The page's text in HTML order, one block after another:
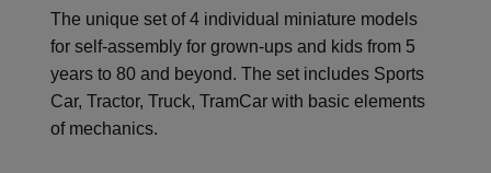
The unique set of 4 individual miniature models
for self-assembly for grown-ups and kids from 5
years to 80 and beyond. The set includes Sports
Car, Tractor, Truck, TramCar with basic elements
of mechanics.